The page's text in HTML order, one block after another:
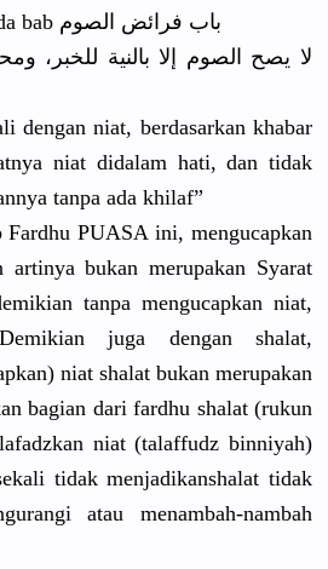
Akhyar) pada bab باب فرائض الصوم
لا يصح الصوم إلا بالنية للخبر،
dengan niat, berdasarkan khabar
niat didalam hati, dan tidak
nnya tanpa ada khilaf”
Fardhu PUASA ini, mengucapkan
artinya bukan merupakan Syarat
tanpa mengucapkan niat,
juga dengan shalat,
an) niat shalat bukan merupakan
bagian dari fardhu shalat (rukun
n niat (talaffudz binniyah)
tidak menjadikanshalat tidak
atau menambah-nambah